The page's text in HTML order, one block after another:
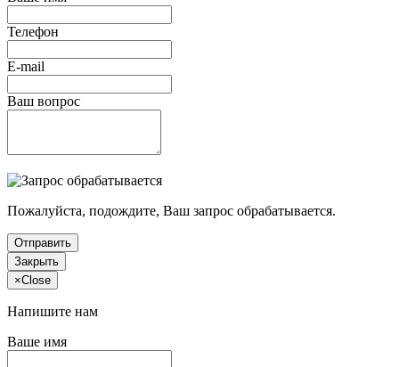
Телефон
E-mail
Ваш вопрос
Пожалуйста, подождите, Ваш запрос обрабатывается.
Отправить
Закрыть
×Close
Напишите нам
Ваше имя